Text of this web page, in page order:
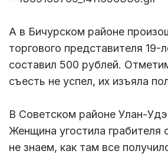
А в Бичурском районе
торгового представителя
составил 500 рублей.
съесть не успел, их изъяла
В Советском районе Улан-
Женщина угостила
не знаем, как там все